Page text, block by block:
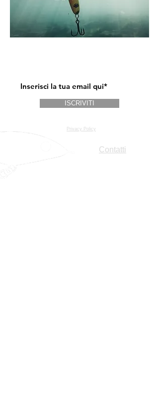
Contatti
ISCRIVITI
Privacy Policy